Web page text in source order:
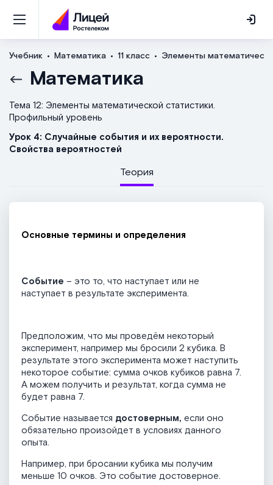
Учебник Математика 11 класс Элементы
Математика
Тема 12: Элементы математической статистики.
Профильный уровень
Урок 4: Случайные события и их вероятности.
Свойства вероятностей
Теория
Основные термины и определения
Событие – это то, что наступает или не
наступает в результате эксперимента.
Предположим, что мы проведём некоторый
эксперимент, например мы бросили 2 кубика. В
результате этого эксперимента может наступить
некоторое событие: сумма очков кубиков равна 7.
А можем получить и результат, когда сумма не
будет равна 7.
Событие называется достоверным, если оно
обязательно произойдет в условиях данного
опыта.
Например, при бросании кубика мы получим
меньше 10 очков. Это событие достоверное.